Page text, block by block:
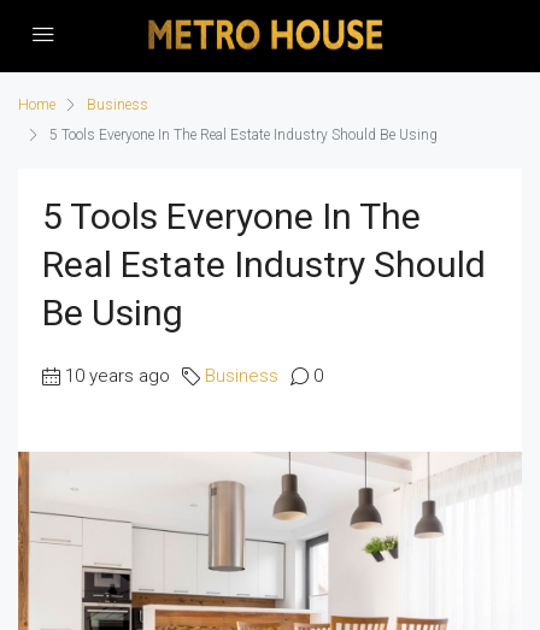
Home
Business
5 Tools Everyone In The Real Estate Industry Should Be Using
5 Tools Everyone In The
Real Estate Industry Should
Be Using
10 years ago Business 0